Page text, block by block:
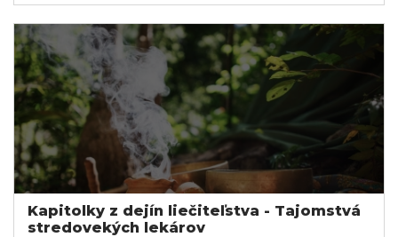
Kapitolky z dejín liečiteľstva - Tajomstvá
stredovekých lekárov